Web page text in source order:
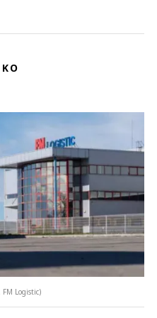
the moderator on the site
nie broni kłaść książek na ladzie
przepisu o zakazie handlu będzie
poza czytaniem i wypożyczaniem
przez kogoś...
nie broni kłaść książek na ladzie
przepisu o zakazie handlu będzie
czytaniem i wypożyczaniem
właściciel tego sklepu .Przepis
karana sprzedaż art. spożywczych
. Nikt nikomu nie zabrania
produktów spożywczych i
sąd .
Logistic)